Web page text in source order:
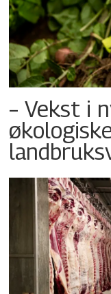
– Vekst i